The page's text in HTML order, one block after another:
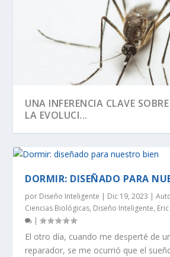
UNA INFERENCIA CLAVE
LA EVOLUCI...
DORMIR: DISEÑADO PARA
por Diseño Inteligente | Dic 19, 2023 |
Ciencias Biológicas, Diseño Inteligente,
|
El otro día, cuando me desperté de
reparador, se me ocurrió que el